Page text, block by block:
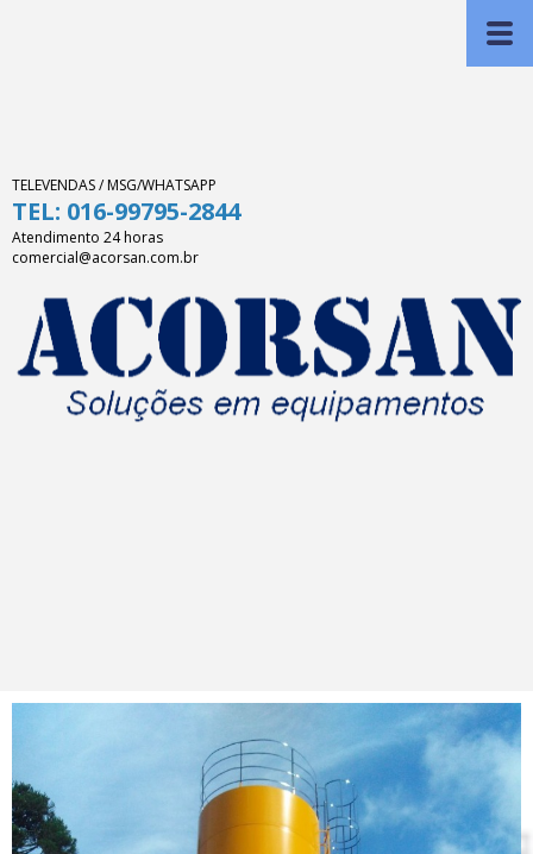
TELEVENDAS / MSG/WHATSAPP
TEL: 016-99795-2844
Atendimento 24 horas
comercial@acorsan.com.br